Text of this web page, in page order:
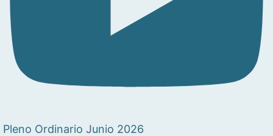
Pleno Ordinario Junio 2026